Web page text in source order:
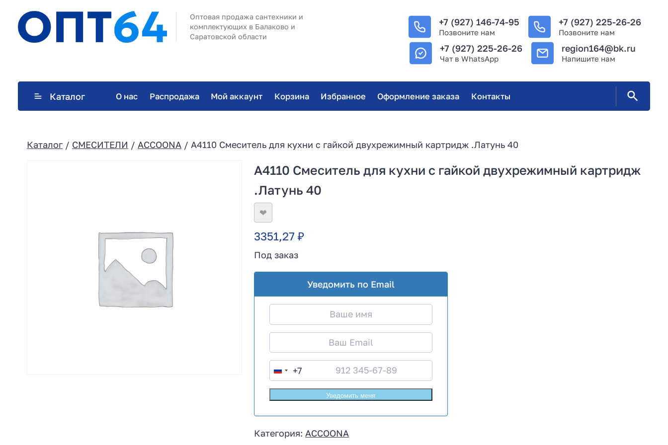
Оптовая продажа сантехники и
комплектующих в Балаково и
Саратовской области
+7 (927) 146-74-95
Позвоните нам
+7 (927) 225-26-26
Позвоните нам
+7 (927) 225-26-26
Чат в WhatsApp
region164@bk.ru
Напишите нам
Каталог О нас Распродажа Мой аккаунт Корзина Избранное Оформление заказа Контакты
Каталог / СМЕСИТЕЛИ / ACCOONA / A4110 Cмеситель для кухни с гайкой двухрежимный картридж .Латунь 40
A4110 Cмеситель для кухни с гайкой двухрежимный картридж
.Латунь 40
❤
3351,27₽
Под заказ
Уведомить по Email
R
u
s
s
i
+7
Категория: ACCOONA